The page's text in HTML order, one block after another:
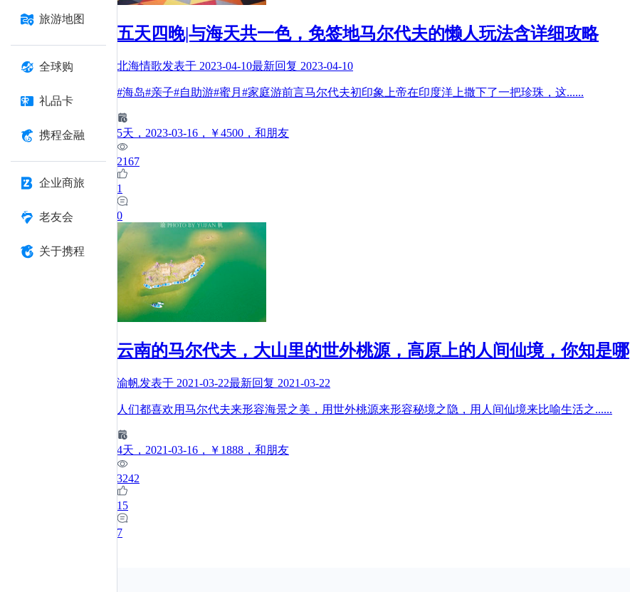
旅游地图
全球购
礼品卡
携程金融
企业商旅
老友会
关于携程
五天四晚|与海天共一色，免签地马尔代夫的懒人玩法含详细攻略
北海情歌发表于 2023-04-10最新回复 2023-04-10
#海岛#亲子#自助游#蜜月#家庭游前言马尔代夫初印象上帝在印度洋上撒下了一把珍珠，这......
5天 ，2023-03-16 ，￥4500 ，和朋友
2167
1
0
云南的马尔代夫，大山里的世外桃源，高原上的人间仙境，你知是哪
渝帆发表于 2021-03-22最新回复 2021-03-22
人们都喜欢用马尔代夫来形容海景之美，用世外桃源来形容秘境之隐，用人间仙境来比喻生活之......
4天 ，2021-03-16 ，￥1888 ，和朋友
3242
15
7